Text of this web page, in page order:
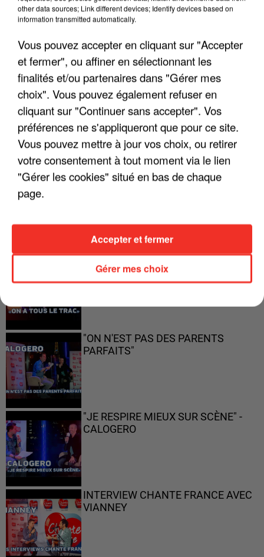
LES INTERVIEWS CHANTE
FRANCE
Voir plus
"JE SUIS À DISPOSITION DES
"ON A TOUS LE TRAC"
"ON N'EST PAS DES PARENTS
PARFAITS"
"JE RESPIRE MIEUX SUR SCÈNE" -
CALOGERO
INTERVIEW CHANTE FRANCE AVEC
VIANNEY
other data sources; Link different devices; Identify devices based on
information transmitted automatically.
Vous pouvez accepter en cliquant sur "Accepter
et fermer", ou affiner en sélectionnant les
finalités et/ou partenaires dans "Gérer mes
choix". Vous pouvez également refuser en
cliquant sur "Continuer sans accepter". Vos
préférences ne s'appliqueront que pour ce site.
Vous pouvez mettre à jour vos choix, ou retirer
votre consentement à tout moment via le lien
"Gérer les cookies" situé en bas de chaque
page.
Gérer mes choix
Accepter et fermer